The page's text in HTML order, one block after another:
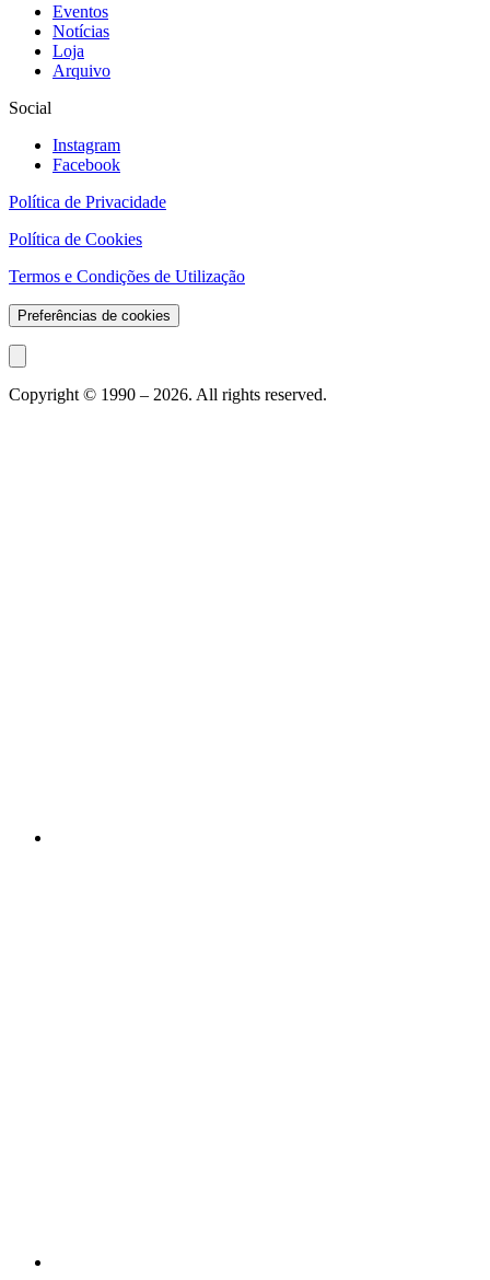
Eventos
Notícias
Loja
Arquivo
Social
Instagram
Facebook
Política de Privacidade
Política de Cookies
Termos e Condições de Utilização
Preferências de cookies
Copyright © 1990 – 2026. All rights reserved.